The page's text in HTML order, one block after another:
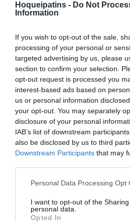
Hoqueipatins - Do Not
Information
If you wish to opt-out of the sale,
processing of your personal or
targeted advertising by us, please
section to confirm your selection.
opt-out request is processed you
interest-based ads based on
us or personal information
your opt-out. You may separately
disclosure of your personal
IAB’s list of downstream
also be disclosed by us to third
Downstream Participants that may
Personal Data Processing Opt
I want to opt-out of the
personal data.
Opted In
DO DIA
COMPETIÇÕES
CAMP.
PLACARD
2ª
DIVISÃO
3ª
DIVISÃO
TORNEIOS 3x3 MASCULINO